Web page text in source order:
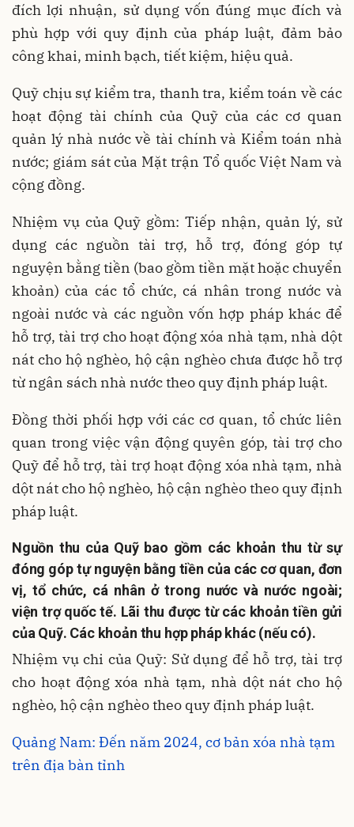
đích lợi nhuận, sử dụng vốn đúng mục đích và
phù hợp với quy định của pháp luật, đảm bảo
công khai, minh bạch, tiết kiệm, hiệu quả.
Quỹ chịu sự kiểm tra, thanh tra, kiểm toán về các
hoạt động tài chính của Quỹ của các cơ quan
quản lý nhà nước về tài chính và Kiểm toán nhà
nước; giám sát của Mặt trận Tổ quốc Việt Nam và
cộng đồng.
Nhiệm vụ của Quỹ gồm: Tiếp nhận, quản lý, sử
dụng các nguồn tài trợ, hỗ trợ, đóng góp tự
nguyện bằng tiền (bao gồm tiền mặt hoặc chuyển
khoản) của các tổ chức, cá nhân trong nước và
ngoài nước và các nguồn vốn hợp pháp khác để
hỗ trợ, tài trợ cho hoạt động xóa nhà tạm, nhà dột
nát cho hộ nghèo, hộ cận nghèo chưa được hỗ trợ
từ ngân sách nhà nước theo quy định pháp luật.
Đồng thời phối hợp với các cơ quan, tổ chức liên
quan trong việc vận động quyên góp, tài trợ cho
Quỹ để hỗ trợ, tài trợ hoạt động xóa nhà tạm, nhà
dột nát cho hộ nghèo, hộ cận nghèo theo quy định
pháp luật.
Nguồn thu của Quỹ bao gồm các khoản thu từ sự
đóng góp tự nguyện bằng tiền của các cơ quan, đơn
vị, tổ chức, cá nhân ở trong nước và nước ngoài;
viện trợ quốc tế. Lãi thu được từ các khoản tiền gửi
của Quỹ. Các khoản thu hợp pháp khác (nếu có).
Nhiệm vụ chi của Quỹ: Sử dụng để hỗ trợ, tài trợ
cho hoạt động xóa nhà tạm, nhà dột nát cho hộ
nghèo, hộ cận nghèo theo quy định pháp luật.
Quảng Nam: Đến năm 2024, cơ bản xóa nhà tạm
trên địa bàn tỉnh